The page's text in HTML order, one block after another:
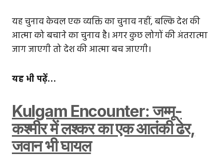
यह चुनाव केवल एक व्यक्ति का चुनाव नहीं, बल्कि देश की
आत्मा को बचाने का चुनाव है। अगर कुछ लोगों की अंतरात्मा
जाग जाएगी तो देश की आत्मा बच जाएगी।
यह भी पढ़ें…
Kulgam Encounter: जम्मू-
कश्मीर में लश्कर का एक आतंकी ढेर,
जवान भी घायल